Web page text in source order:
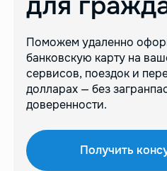
Поможем удаленно
банковскую карту на
сервисов, поездок и
долларах — без
доверенности.
Получить